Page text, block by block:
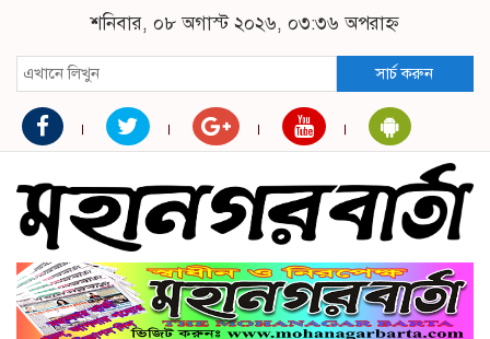
শনিবার, ০৮ অগাস্ট ২০২৬, ০৩:৩৬ অপরাহ্ন
সার্চ করুন